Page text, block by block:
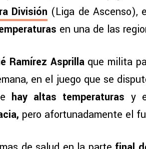
División (Liga de Ascenso),
en una de las
Ramírez Asprilla que milita
en el juego que se
hay altas temperaturas y
pero afortunadamente el